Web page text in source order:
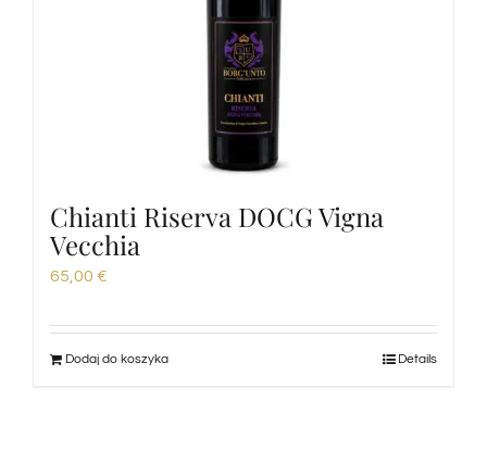
Chianti Riserva DOCG Vigna
Vecchia
65,00 €
Dodaj do koszyka Details